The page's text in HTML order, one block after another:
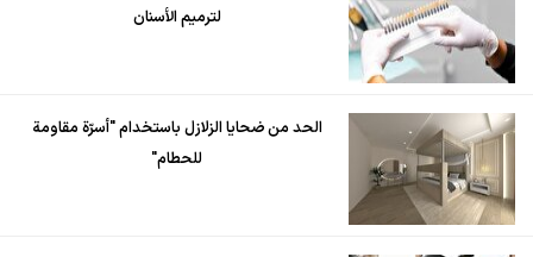
لترميم الأسنان
الحد من ضحايا الزلازل باستخدام "أسرّة مقاومة
للحطام"